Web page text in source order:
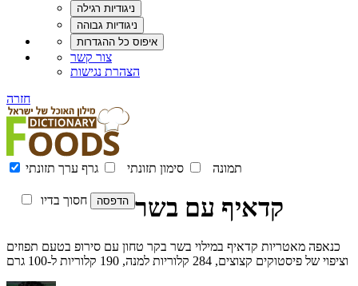
צור קשר
הצהרת נגישות
חזרה
תמונה סימון תזונתי גרף ערך תזונתי
חסוך בדיו קדאיף עם בשר
כנאפה מאטריות קדאיף במילוי בשר בקר טחון עם סירופ בטעם תפוזים
וציפוי של פיסטוקים קצוצים, 284 קלוריות למנה, 190 קלוריות ל-100 גרם